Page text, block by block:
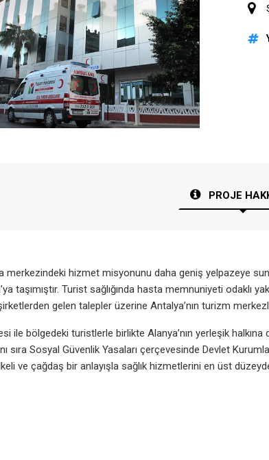
PROJE
merkezindeki hizmet misyonunu daha geniş yelpazeye
taşımıştır. Turist sağlığında hasta memnuniyeti
gelen talepler üzerine Antalya’nın turizm
ile bölgedeki turistlerle birlikte Alanya’nın yerleşik
sıra Sosyal Güvenlik Yasaları çerçevesinde Devlet
ve çağdaş bir anlayışla sağlık hizmetlerini en üst